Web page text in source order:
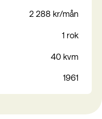
2 288 kr/mån
1 rok
40 kvm
1961